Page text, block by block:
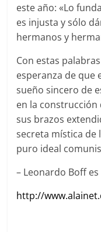
este año: «Lo
es injusta y sólo
hermanos y
Con estas
esperanza de que
sueño sincero de
en la construcción
sus brazos
secreta mística de
puro ideal
– Leonardo Boff
http://